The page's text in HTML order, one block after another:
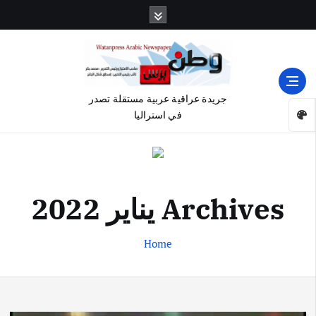
جريدة عراقية عربية مستقلة تصدر
في استراليا
Archives يناير 2022
Home